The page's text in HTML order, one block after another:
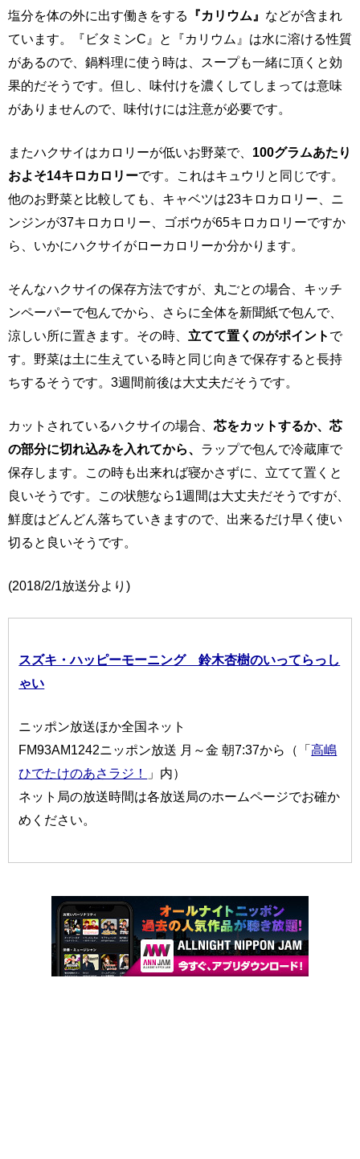
塩分を体の外に出す働きをする
『カリウム』 などが含まれ
ています。『ビタミンC』と『カリウム』は水に溶ける性質
があるので、鍋料理に使う時は、スープも一緒に頂くと効
果的だそうです。但し、味付けを濃くしてしまっては意味
がありませんので、味付けには注意が必要です。
またハクサイはカロリーが低いお野菜で、 100グラムあたり
およそ14キロカロリーです。これはキュウリと同じです。
他のお野菜と比較しても、キャベツは23キロカロリー、ニ
ンジンが37キロカロリー、ゴボウが65キロカロリーですか
ら、いかにハクサイがローカロリーか分かります。
そんなハクサイの保存方法ですが、丸ごとの場合、キッチ
ンペーパーで包んでから、さらに全体を新聞紙で包んで、
涼しい所に置きます。その時、 立てて置くのがポイント で
す。野菜は土に生えている時と同じ向きで保存すると長持
ちするそうです。3週間前後は大丈夫だそうです。
カットされているハクサイの場合、 芯をカットするか、芯
の部分に切れ込みを入れてから、 ラップで包んで冷蔵庫で
保存します。この時も出来れば寝かさずに、立てて置くと
良いそうです。この状態なら1週間は大丈夫だそうですが、
鮮度はどんどん落ちていきますので、出来るだけ早く使い
切ると良いそうです。
(2018/2/1放送分より)
スズキ・ハッピーモーニング 鈴木杏樹のいってらっし
ゃい
ニッポン放送ほか全国ネット
FM93AM1242ニッポン放送 月～金 朝7:37から（「高嶋
ひでたけのあさラジ！
」内）
ネット局の放送時間は各放送局のホームページでお確か
めください。